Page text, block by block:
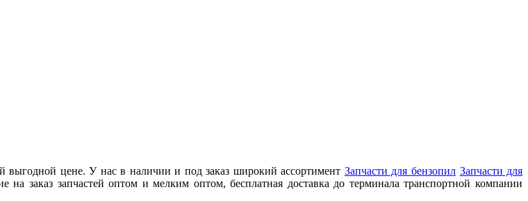
выгодной цене. У нас в наличии и под заказ широкий ассортимент Запчасти для бензопил Запчасти для
на заказ запчастей оптом и мелким оптом, бесплатная доставка до терминала транспортной компании